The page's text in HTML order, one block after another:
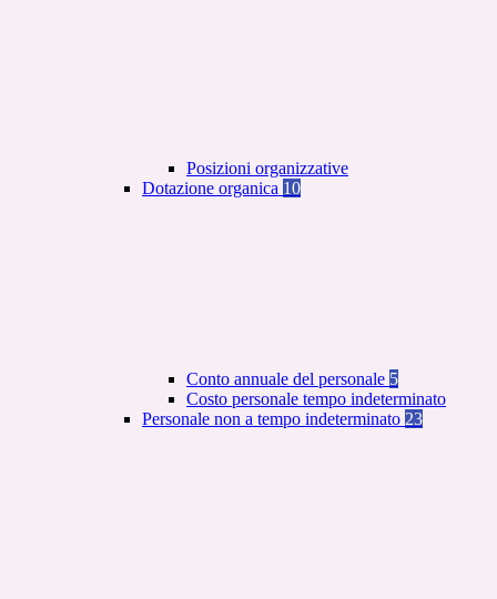
Posizioni organizzative
Dotazione organica 10
Conto annuale del personale 5
Costo personale tempo indeterminato
Personale non a tempo indeterminato 23